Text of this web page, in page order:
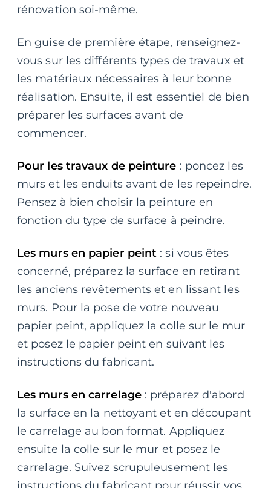
rénovation soi-même.
En guise de première étape, renseignez-
vous sur les différents types de travaux et
les matériaux nécessaires à leur bonne
réalisation. Ensuite, il est essentiel de bien
préparer les surfaces avant de
commencer.
Pour les travaux de peinture : poncez les
murs et les enduits avant de les repeindre.
Pensez à bien choisir la peinture en
fonction du type de surface à peindre.
Les murs en papier peint : si vous êtes
concerné, préparez la surface en retirant
les anciens revêtements et en lissant les
murs. Pour la pose de votre nouveau
papier peint, appliquez la colle sur le mur
et posez le papier peint en suivant les
instructions du fabricant.
Les murs en carrelage: préparez d'abord
la surface en la nettoyant et en découpant
le carrelage au bon format. Appliquez
ensuite la colle sur le mur et posez le
carrelage. Suivez scrupuleusement les